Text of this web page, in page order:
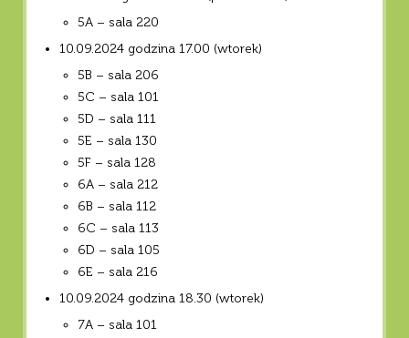
5A – sala 220
10.09.2024 godzina 17.00 (wtorek)
5B – sala 206
5C – sala 101
5D – sala 111
5E – sala 130
5F – sala 128
6A – sala 212
6B – sala 112
6C – sala 113
6D – sala 105
6E – sala 216
10.09.2024 godzina 18.30 (wtorek)
7A – sala 101